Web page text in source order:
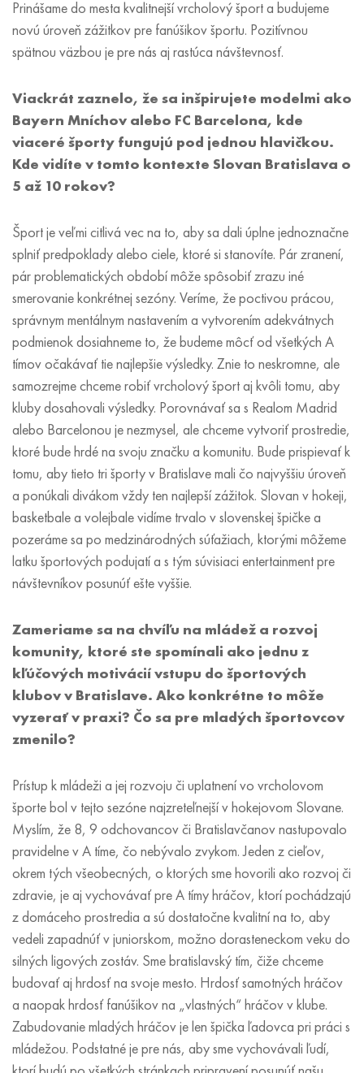
Prinášame do mesta kvalitnejší vrcholový šport a budujeme
novú úroveň zážitkov pre fanúšikov športu. Pozitívnou
spätnou väzbou je pre nás aj rastúca návštevnosť.
Viackrát zaznelo, že sa inšpirujete modelmi ako
Bayern Mníchov alebo FC Barcelona, kde
viaceré športy fungujú pod jednou hlavičkou.
Kde vidíte v tomto kontexte Slovan Bratislava o
5 až 10 rokov?
Šport je veľmi citlivá vec na to, aby sa dali úplne jednoznačne
splniť predpoklady alebo ciele, ktoré si stanovíte. Pár zranení,
pár problematických období môže spôsobiť zrazu iné
smerovanie konkrétnej sezóny. Veríme, že poctivou prácou,
správnym mentálnym nastavením a vytvorením adekvátnych
podmienok dosiahneme to, že budeme môcť od všetkých A
tímov očakávať tie najlepšie výsledky. Znie to neskromne, ale
samozrejme chceme robiť vrcholový šport aj kvôli tomu, aby
kluby dosahovali výsledky. Porovnávať sa s Realom Madrid
alebo Barcelonou je nezmysel, ale chceme vytvoriť prostredie,
ktoré bude hrdé na svoju značku a komunitu. Bude prispievať k
tomu, aby tieto tri športy v Bratislave mali čo najvyššiu úroveň
a ponúkali divákom vždy ten najlepší zážitok. Slovan v hokeji,
basketbale a volejbale vidíme trvalo v slovenskej špičke a
pozeráme sa po medzinárodných súťažiach, ktorými môžeme
latku športových podujatí a s tým súvisiaci entertainment pre
návštevníkov posunúť ešte vyššie.
Zameriame sa na chvíľu na mládež a rozvoj
komunity, ktoré ste spomínali ako jednu z
kľúčových motivácií vstupu do športových
klubov v Bratislave. Ako konkrétne to môže
vyzerať v praxi? Čo sa pre mladých športovcov
zmenilo?
Prístup k mládeži a jej rozvoju či uplatnení vo vrcholovom
športe bol v tejto sezóne najzreteľnejší v hokejovom Slovane.
Myslím, že 8, 9 odchovancov či Bratislavčanov nastupovalo
pravidelne v A tíme, čo nebývalo zvykom. Jeden z cieľov,
okrem tých všeobecných, o ktorých sme hovorili ako rozvoj či
zdravie, je aj vychovávať pre A tímy hráčov, ktorí pochádzajú
z domáceho prostredia a sú dostatočne kvalitní na to, aby
vedeli zapadnúť v juniorskom, možno dorasteneckom veku do
silných ligových zostáv. Sme bratislavský tím, čiže chceme
budovať aj hrdosť na svoje mesto. Hrdosť samotných hráčov
a naopak hrdosť fanúšikov na „vlastných“ hráčov v klube.
Zabudovanie mladých hráčov je len špička ľadovca pri práci s
mládežou. Podstatné je pre nás, aby sme vychovávali ľudí,